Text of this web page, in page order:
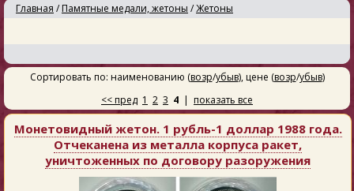
Главная / Памятные медали, жетоны /Жетоны
Сортировать по: наименованию (возр/убыв), цене (возр/убыв)
<< пред 1 2 3 4 | показать все
Монетовидный жетон. 1 рубль-1 доллар 1988 года.
Отчеканена из металла корпуса ракет,
уничтоженных по договору разоружения